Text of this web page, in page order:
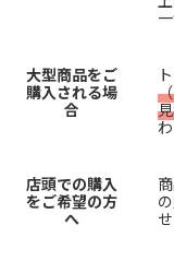
大型商品をご
購入される場
合
店頭での購入
をご希望の方
へ